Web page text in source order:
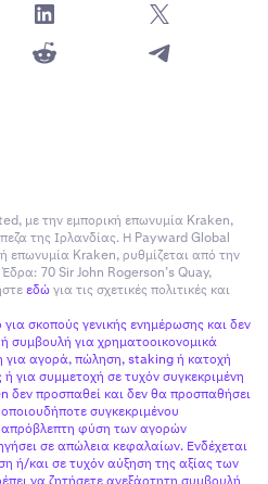
με την εμπορική επωνυμία Kraken,
της Ιρλανδίας. Η Payward Global
επωνυμία Kraken, ρυθμίζεται από την
70 Sir John Rogerson’s Quay,
εδώγια τις σχετικές πολιτικές και
σκοπούς γενικής ενημέρωσης και δεν
συμβουλή για χρηματοοικονομικά
για αγορά, πώληση, staking ή κατοχή
για συμμετοχή σε τυχόν συγκεκριμένη
δεν προσπαθεί και δεν θα προσπαθήσει
συγκεκριμένου
απρόβλεπτη φύση των αγορών
σε απώλεια κεφαλαίων. Ενδέχεται
ή/και σε τυχόν αύξηση της αξίας των